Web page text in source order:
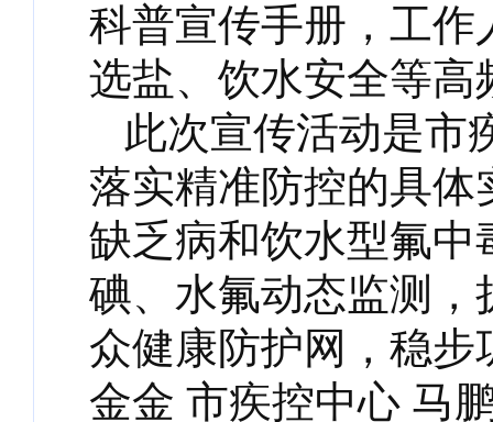
科普宣传手册，工
选盐、饮水安全等高
此次宣传活动是市
落实精准防控的具
缺乏病和饮水型氟
碘、水氟动态监测
众健康防护网，稳
金金 市疾控中心 马